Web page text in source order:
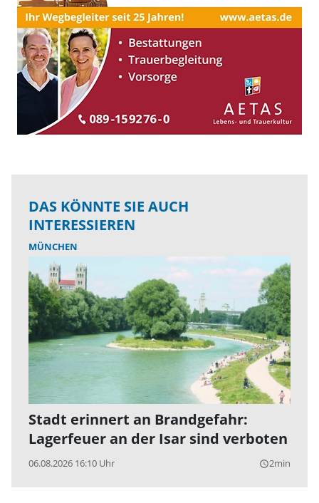
DAS KÖNNTE SIE AUCH
INTERESSIEREN
MÜNCHEN
Stadt erinnert an Brandgefahr:
Lagerfeuer an der Isar sind verboten
06.08.2026 16:10 Uhr query_builder2min